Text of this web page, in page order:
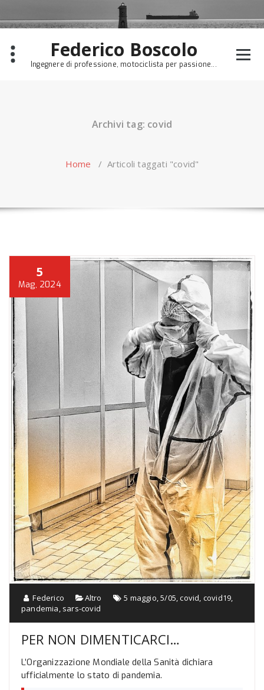
to
content
Federico Boscolo
Ingegnere di professione, motociclista per passione...
Archivi tag: covid
Home / Articoli taggati "covid"
5
Mag, 2024
Federico Altro 5 maggio,5/05,covid, covid19,
pandemia, sars-covid
PER NON DIMENTICARCI…
L’Organizzazione Mondiale della Sanità dichiara
ufficialmente lo stato di pandemia.